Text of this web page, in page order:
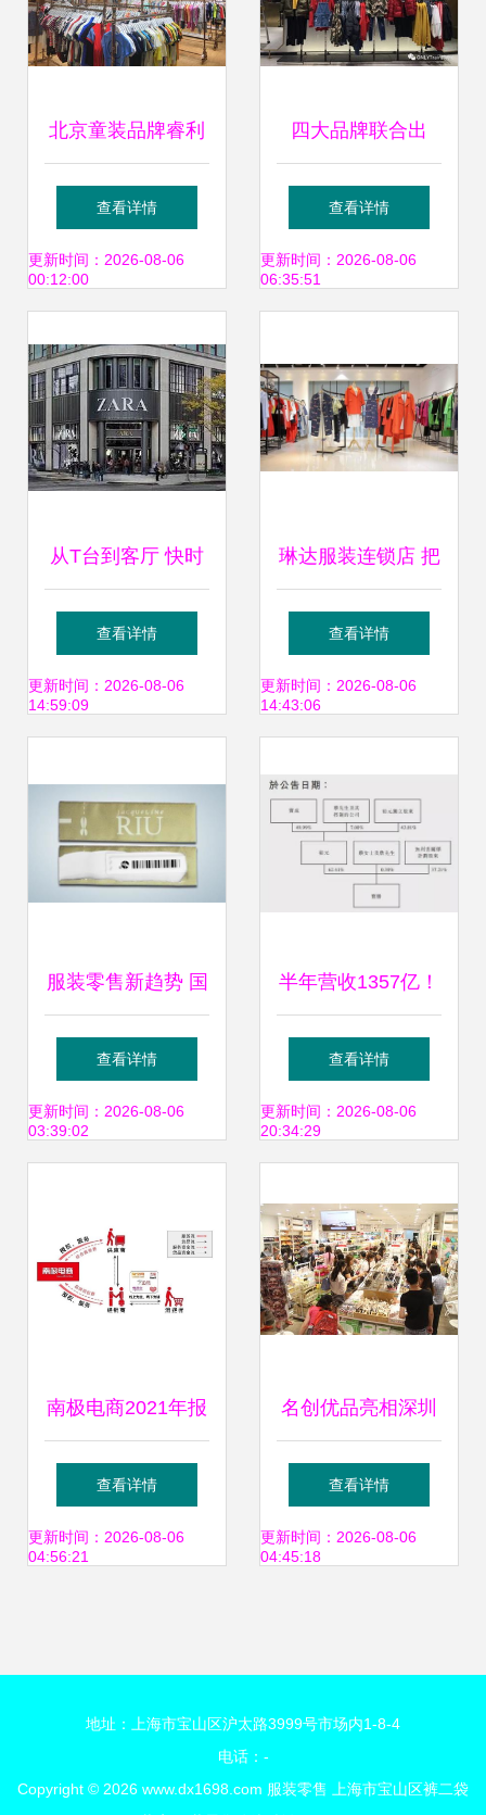
北京童装品牌睿利
熊库存尾货的机遇
与挑战
查看详情
更新时间：2026-08-06
00:12:00
四大品牌联合出
击，双11服装狂欢
提前开启 100减40
查看详情
更新时间：2026-08-06
06:35:51
从T台到客厅 快时
尚巨头ZARA为何
走上去服装化道
版图？
查看详情
更新时间：2026-08-06
14:59:09
琳达服装连锁店 把
握创业机遇，共创
时尚财富新篇章
查看详情
更新时间：2026-08-06
14:43:06
服装零售新趋势 国
外品牌定制防盗吊
牌与中国工厂的专
查看详情
更新时间：2026-08-06
03:39:02
半年营收1357亿！
创始人祖籍福建，
背靠耐克崛起的世
查看详情
更新时间：2026-08-06
20:34:29
南极电商2021年报
解读 创新模式赋能
中小企业，驱动服
查看详情
更新时间：2026-08-06
04:56:21
名创优品亮相深圳
服装服饰交易会 跨
界布局的零售新篇
查看详情
更新时间：2026-08-06
04:45:18
地址：上海市宝山区沪太路3999号市场内1-8-4
电话：-
Copyright © 2026 www.dx1698.com 服装零售
上海市宝山区裤二袋